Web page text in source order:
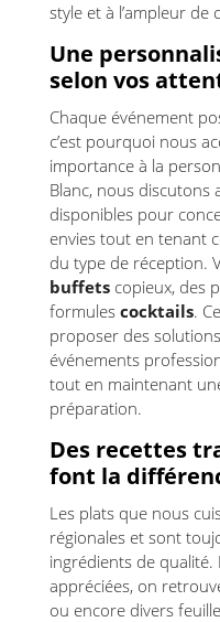
style et à l’ampleur de
Une
selon vos
Chaque événement
c’est pourquoi nous
importance à la
Blanc, nous discutons
disponibles pour
envies tout en tenant
du type de réception.
buffetscopieux, des
formules cocktails.
proposer des
événements
tout en maintenant
préparation.
Des recettes
font la
Les plats que nous
régionales et sont
ingrédients de
appréciées, on
ou encore divers